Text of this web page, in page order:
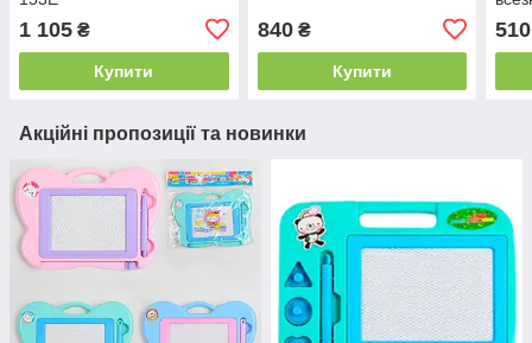
1 105 ₴
Купити
840₴
Купити
510
Акційні пропозиції та новинки